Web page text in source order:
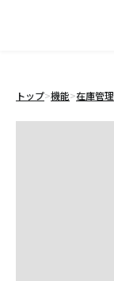
トップ>機能>在庫管理